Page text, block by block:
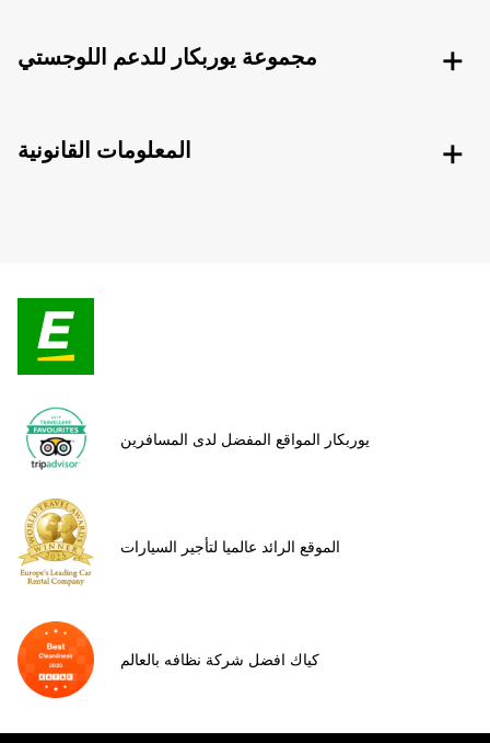
مجموعة يوربكار للدعم اللوجستي
المعلومات القانونية
يوربكار المواقع المفضل لدى المسافرين
الموقع الرائد عالميا لتأجير السيارات
كياك افضل شركة نظافه بالعالم